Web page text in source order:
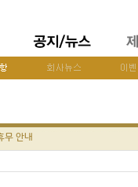
무 안내